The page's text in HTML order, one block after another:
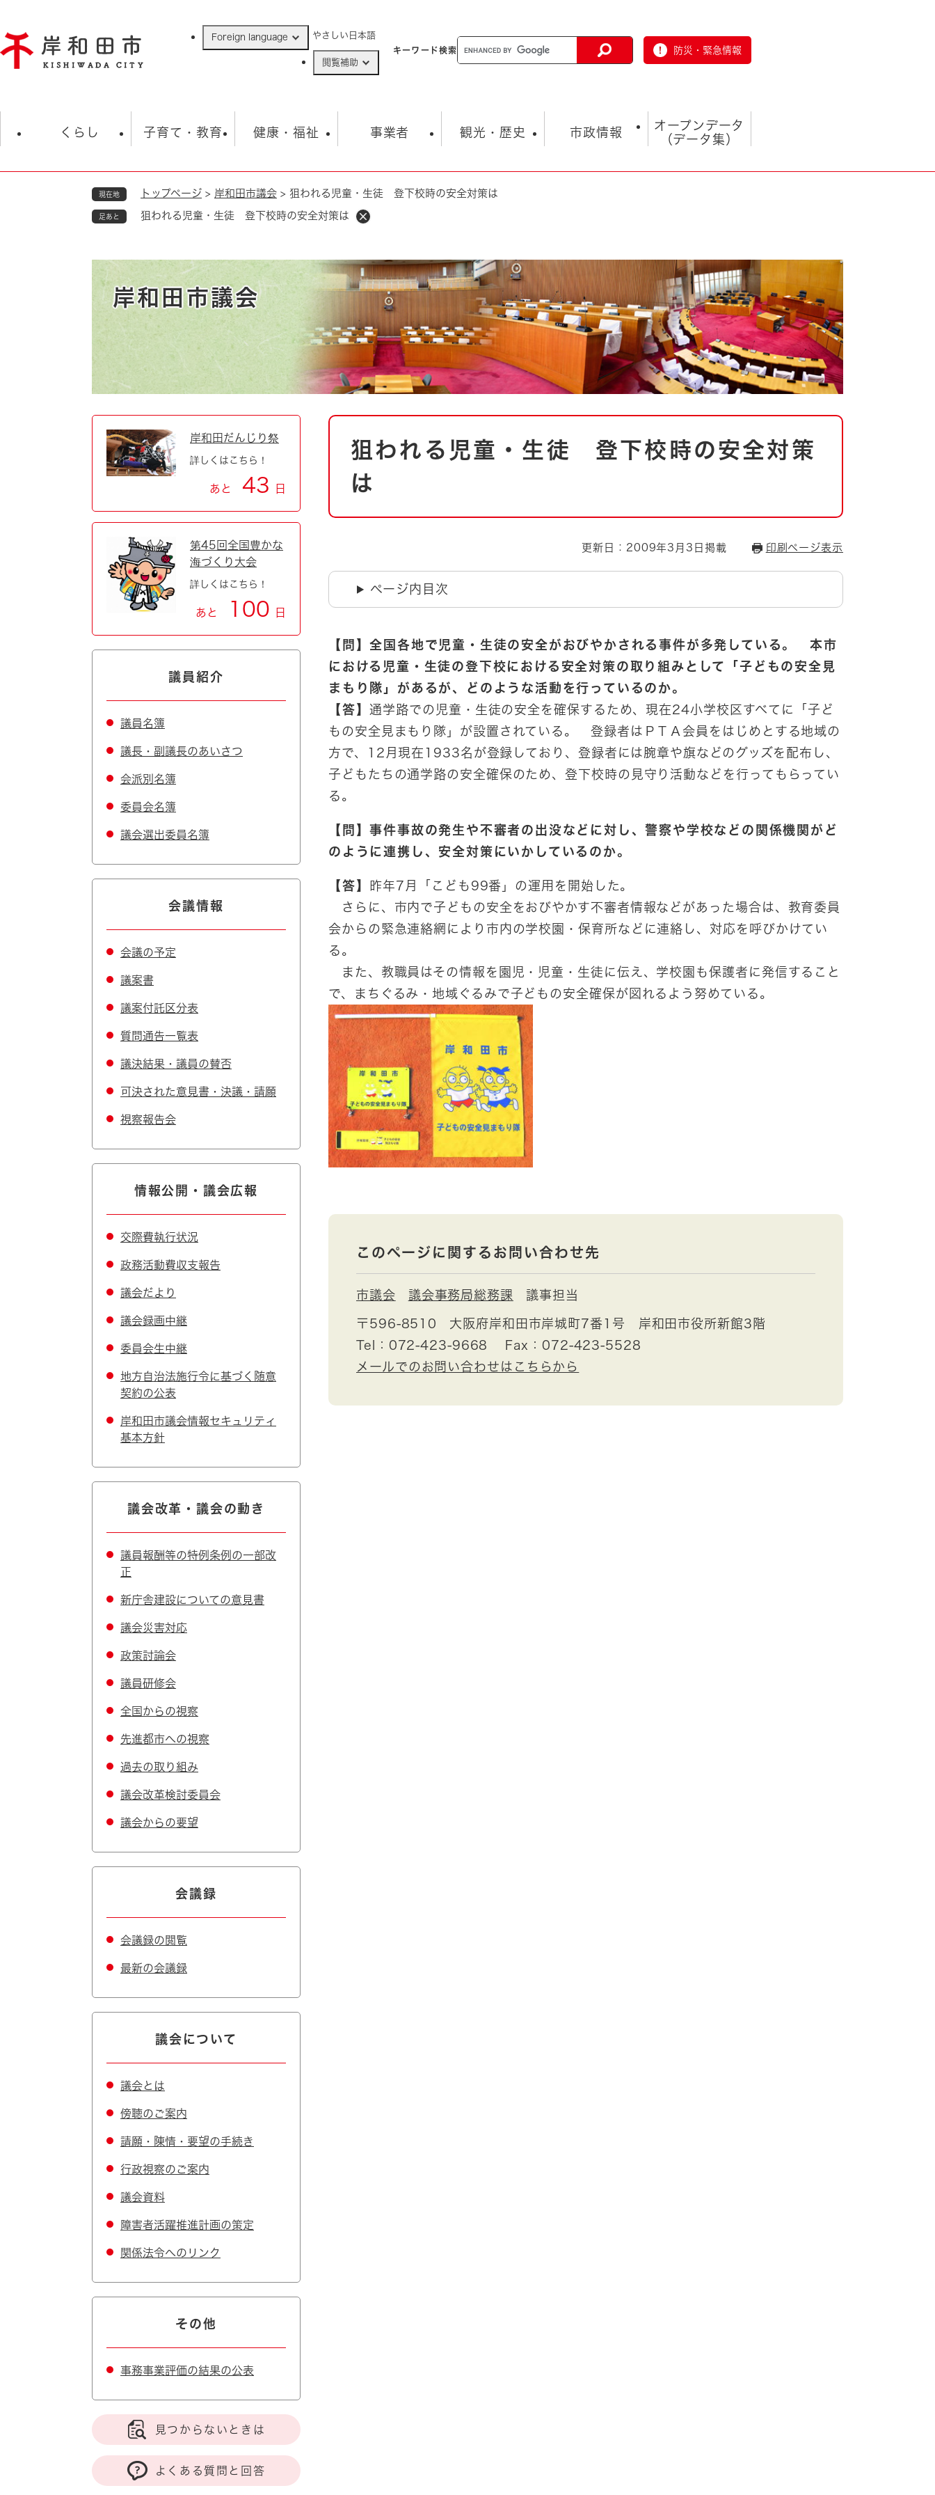
ジ
の
Foreign language やさしい日本語
閲覧補助
キーワード検索 防災・緊急情報
くらし
住民票・戸籍
ごみ・衛生・動物 救急・消防
防災・防犯 上水道・下水道
自然・環境・公園 住宅
引っ越し おくやみ
男女共同参画
地域コミュニティ・ボラン
道路・河川・交通 まちづくり
国際交流
子育て・教育
学校 子育て
健康・福祉
福祉・健康・生活 生涯学習・スポーツ
事業者
入札・契約情報
環境 福祉・介護
とじる
観光・歴史
観光 観光スポット
とじる
市政情報
市の概要 総合計画
市政 職員採用情報
市役所・施設の案内
オープンデータ
（データ集）
オープンデータ
現在地 トップページ > 岸和田市議会 > 狙われる児童・生徒 登下校時の安全対策は
足あと 狙われる児童・生徒 登下校時の安全対策は
岸和田市議会
本
狙われる児童・生徒 登下校時の安全対策
は
更新日：2009年3月3日掲載 印刷ページ表示
ページ内目次
【問】全国各地で児童・生徒の安全がおびやかされる事件が多発している。 本市
における児童・生徒の登下校における安全対策の取り組みとして「子どもの安全見
まもり隊」があるが、どのような活動を行っているのか。
【答】通学路での児童・生徒の安全を確保するため、現在24小学校区すべてに「子ど
もの安全見まもり隊」が設置されている。 登録者はＰＴＡ会員をはじめとする地域の
方で、12月現在1933名が登録しており、登録者には腕章や旗などのグッズを配布し、
子どもたちの通学路の安全確保のため、登下校時の見守り活動などを行ってもらってい
る。
【問】事件事故の発生や不審者の出没などに対し、警察や学校などの関係機関がど
のように連携し、安全対策にいかしているのか。
【答】
昨年7月「こども99番」の運用を開始した。
さらに、市内で子どもの安全をおびやかす不審者情報などがあった場合は、教育委員
会からの緊急連絡網により市内の学校園・保育所などに連絡し、対応を呼びかけてい
る。
また、教職員はその情報を園児・児童・生徒に伝え、学校園も保護者に発信すること
で、まちぐるみ・地域ぐるみで子どもの安全確保が図れるよう努めている。
このページに関するお問い合わせ先
市議会 議会事務局総務課 議事担当
〒596-8510
大阪府岸和田市岸城町7番1号 岸和田市役所新館3階
Tel：072-423-9668
Fax：072-423-5528
メールでのお問い合わせはこちらから
岸和田だんじり祭
詳しくはこちら！
あと 43 日
第45回全国豊かな
海づくり大会
詳しくはこちら！
あと 100 日
議員紹介
議員名簿
議長・副議長のあいさつ
会派別名簿
委員会名簿
議会選出委員名簿
会議情報
会議の予定
議案書
議案付託区分表
質問通告一覧表
議決結果・議員の賛否
可決された意見書・決議・請願
視察報告会
情報公開・議会広報
交際費執行状況
政務活動費収支報告
議会だより
議会録画中継
委員会生中継
地方自治法施行令に基づく随意
契約の公表
岸和田市議会情報セキュリティ
基本方針
議会改革・議会の動き
議員報酬等の特例条例の一部改
正
新庁舎建設についての意見書
議会災害対応
政策討論会
議員研修会
全国からの視察
先進都市への視察
過去の取り組み
議会改革検討委員会
議会からの要望
会議録
会議録の閲覧
最新の会議録
議会について
議会とは
傍聴のご案内
請願・陳情・要望の手続き
行政視察のご案内
議会資料
障害者活躍推進計画の策定
関係法令へのリンク
その他
事務事業評価の結果の公表
見つからないときは
よくある質問と回答